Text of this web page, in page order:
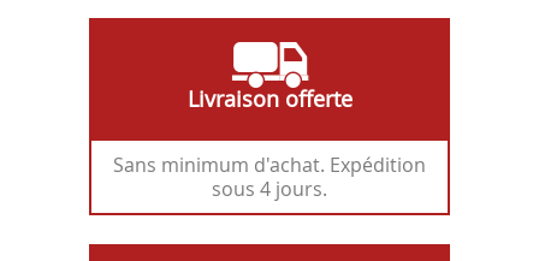
Livraison offerte
Sans minimum d'achat. Expédition
sous 4 jours.